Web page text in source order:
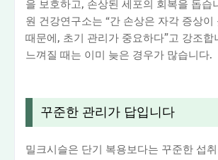
을 보호하고, 손상된 세포의 회복을 돕습
원 건강연구소는 “간 손상은 자각 증상이
때문에, 초기 관리가 중요하다”고 강조합
느껴질 때는 이미 늦은 경우가 많습니다.
꾸준한 관리가 답입니다
밀크시슬은 단기 복용보다는 꾸준한 섭